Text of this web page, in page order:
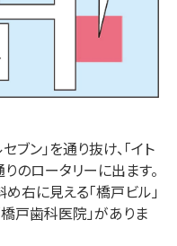
ン」を通り抜け、「イト
のロータリーに出ます。
右に見える「橋戸ビル」
戸歯科医院」がありま